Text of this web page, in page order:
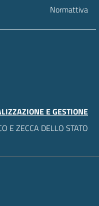
Normattiva
E GESTIONE
E ZECCA DELLO STATO